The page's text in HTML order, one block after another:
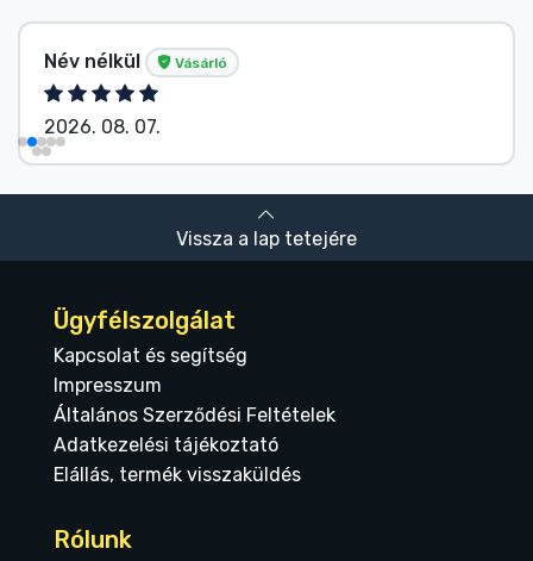
Név nélkül Vásárló
2026. 08. 07.
Vissza a lap tetejére
Ügyfélszolgálat
Kapcsolat és segítség
Impresszum
Általános Szerződési Feltételek
Adatkezelési tájékoztató
Elállás, termék visszaküldés
Rólunk